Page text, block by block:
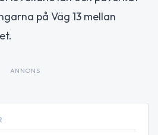
på Väg 13 mellan
ANNONS